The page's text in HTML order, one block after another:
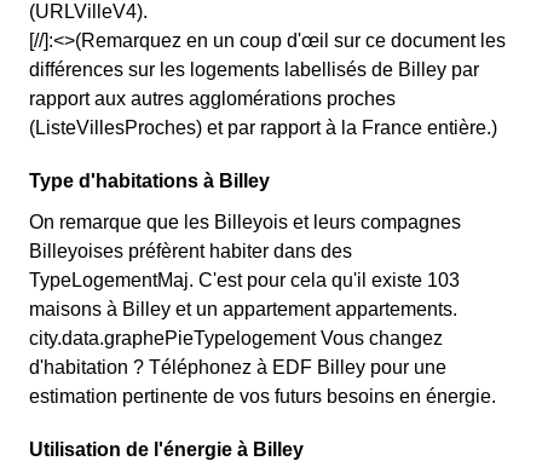
(URLVilleV4).
[//]:<>(Remarquez en un coup d'œil sur ce document les
différences sur les logements labellisés de Billey par
rapport aux autres agglomérations proches
(ListeVillesProches) et par rapport à la France entière.)
Type d'habitations à Billey
On remarque que les Billeyois et leurs compagnes
Billeyoises préfèrent habiter dans des
TypeLogementMaj. C'est pour cela qu'il existe 103
maisons à Billey et un appartement appartements.
city.data.graphePieTypelogement Vous changez
d'habitation ? Téléphonez à EDF Billey pour une
estimation pertinente de vos futurs besoins en énergie.
Utilisation de l'énergie à Billey